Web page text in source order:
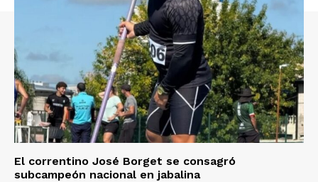
El correntino José Borget se consagró
subcampeón nacional en jabalina